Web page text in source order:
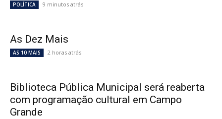
POLÍTICA 9 minutos atrás
As Dez Mais
AS 10 MAIS 2 horas atrás
Biblioteca Pública Municipal será reaberta
com programação cultural em Campo
Grande